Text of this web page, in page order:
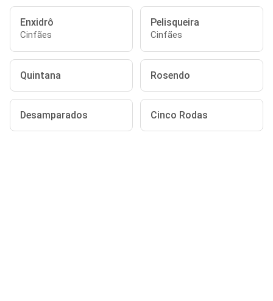
Enxidrô
Cinfães
Pelisqueira
Cinfães
Quintana Rosendo
Desamparados Cinco Rodas